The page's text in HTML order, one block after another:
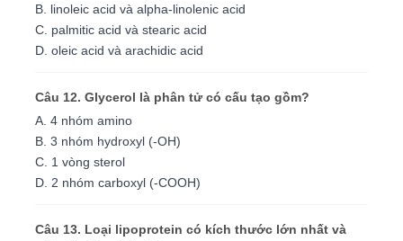
B. linoleic acid và alpha-linolenic acid
C. palmitic acid và stearic acid
D. oleic acid và arachidic acid
Câu 12. Glycerol là phân tử có cấu tạo gồm?
A. 4 nhóm amino
B. 3 nhóm hydroxyl (-OH)
C. 1 vòng sterol
D. 2 nhóm carboxyl (-COOH)
Câu 13. Loại lipoprotein có kích thước lớn nhất và